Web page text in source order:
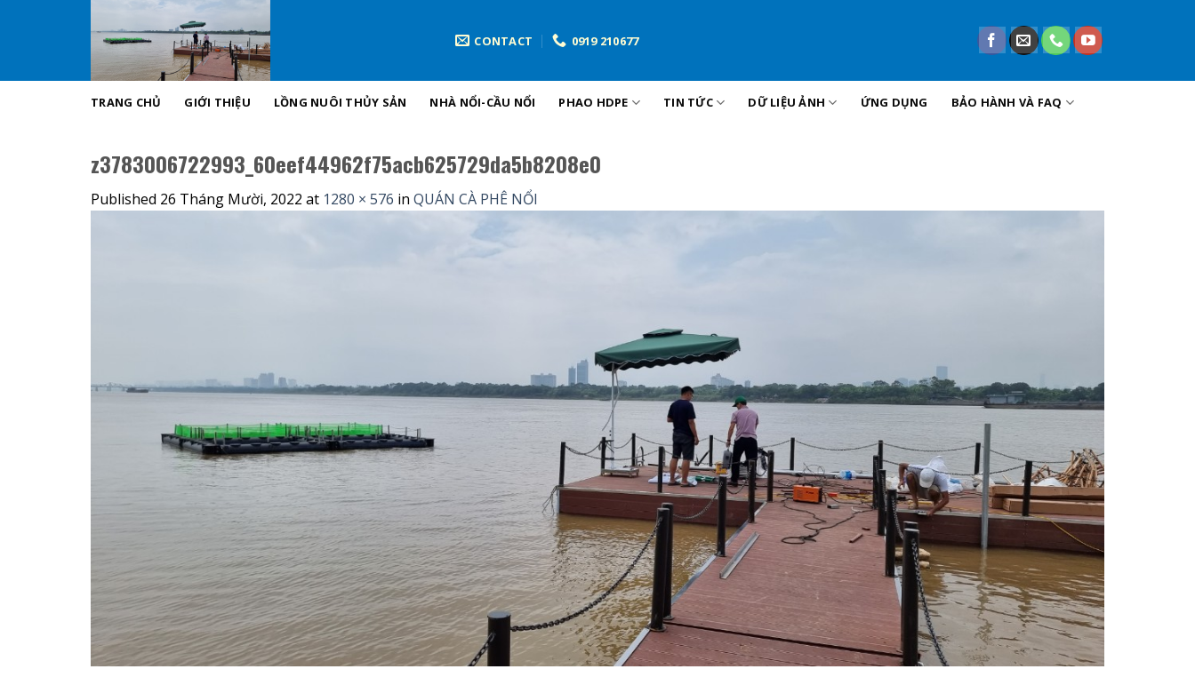
CONTACT 0919 210677
TRANG CHỦ GIỚI THIỆU LỒNG NUÔI THỦY SẢN NHÀ NỔI-CẦU NỔI PHAO HDPE TIN TỨC DỮ LIỆU ẢNH ỨNG DỤNG BẢO HÀNH VÀ FAQ
z3783006722993_60eef44962f75acb625729da5b8208e0
Published 26 Tháng Mười, 2022 at 1280 × 576 in QUÁN CÀ PHÊ NỔI